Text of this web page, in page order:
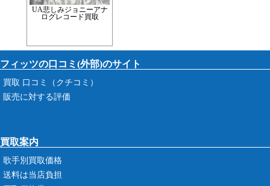
UA悲しみジョニーアナ
ログレコード買取
フィッツの口コミ(外部)のサイト
買取 口コミ（クチコミ）
販売に対する評価
買取案内
歌手別買取価格
送料は当店負担